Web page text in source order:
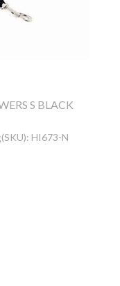
S BLACK
HI673-N